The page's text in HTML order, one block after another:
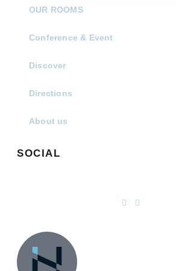
OUR ROOMS
Conference & Event
Discover
Directions
About us
SOCIAL